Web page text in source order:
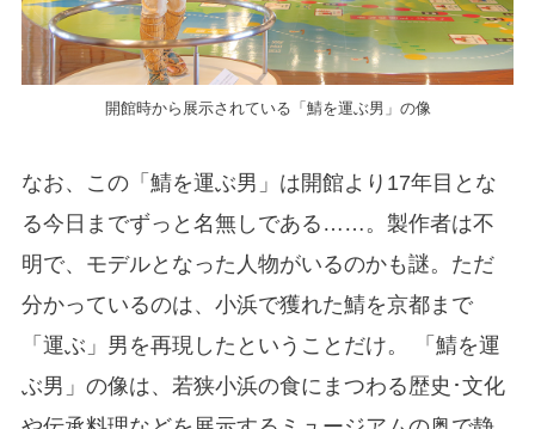
開館時から展示されている「鯖を運ぶ男」の像
なお、この「鯖を運ぶ男」は開館より17年目とな
る今日までずっと名無しである……。製作者は不
明で、モデルとなった人物がいるのかも謎。ただ
分かっているのは、小浜で獲れた鯖を京都まで
「運ぶ」男を再現したということだけ。 「鯖を運
ぶ男」の像は、若狭小浜の食にまつわる歴史･文化